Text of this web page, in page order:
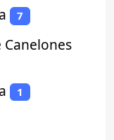
7
1